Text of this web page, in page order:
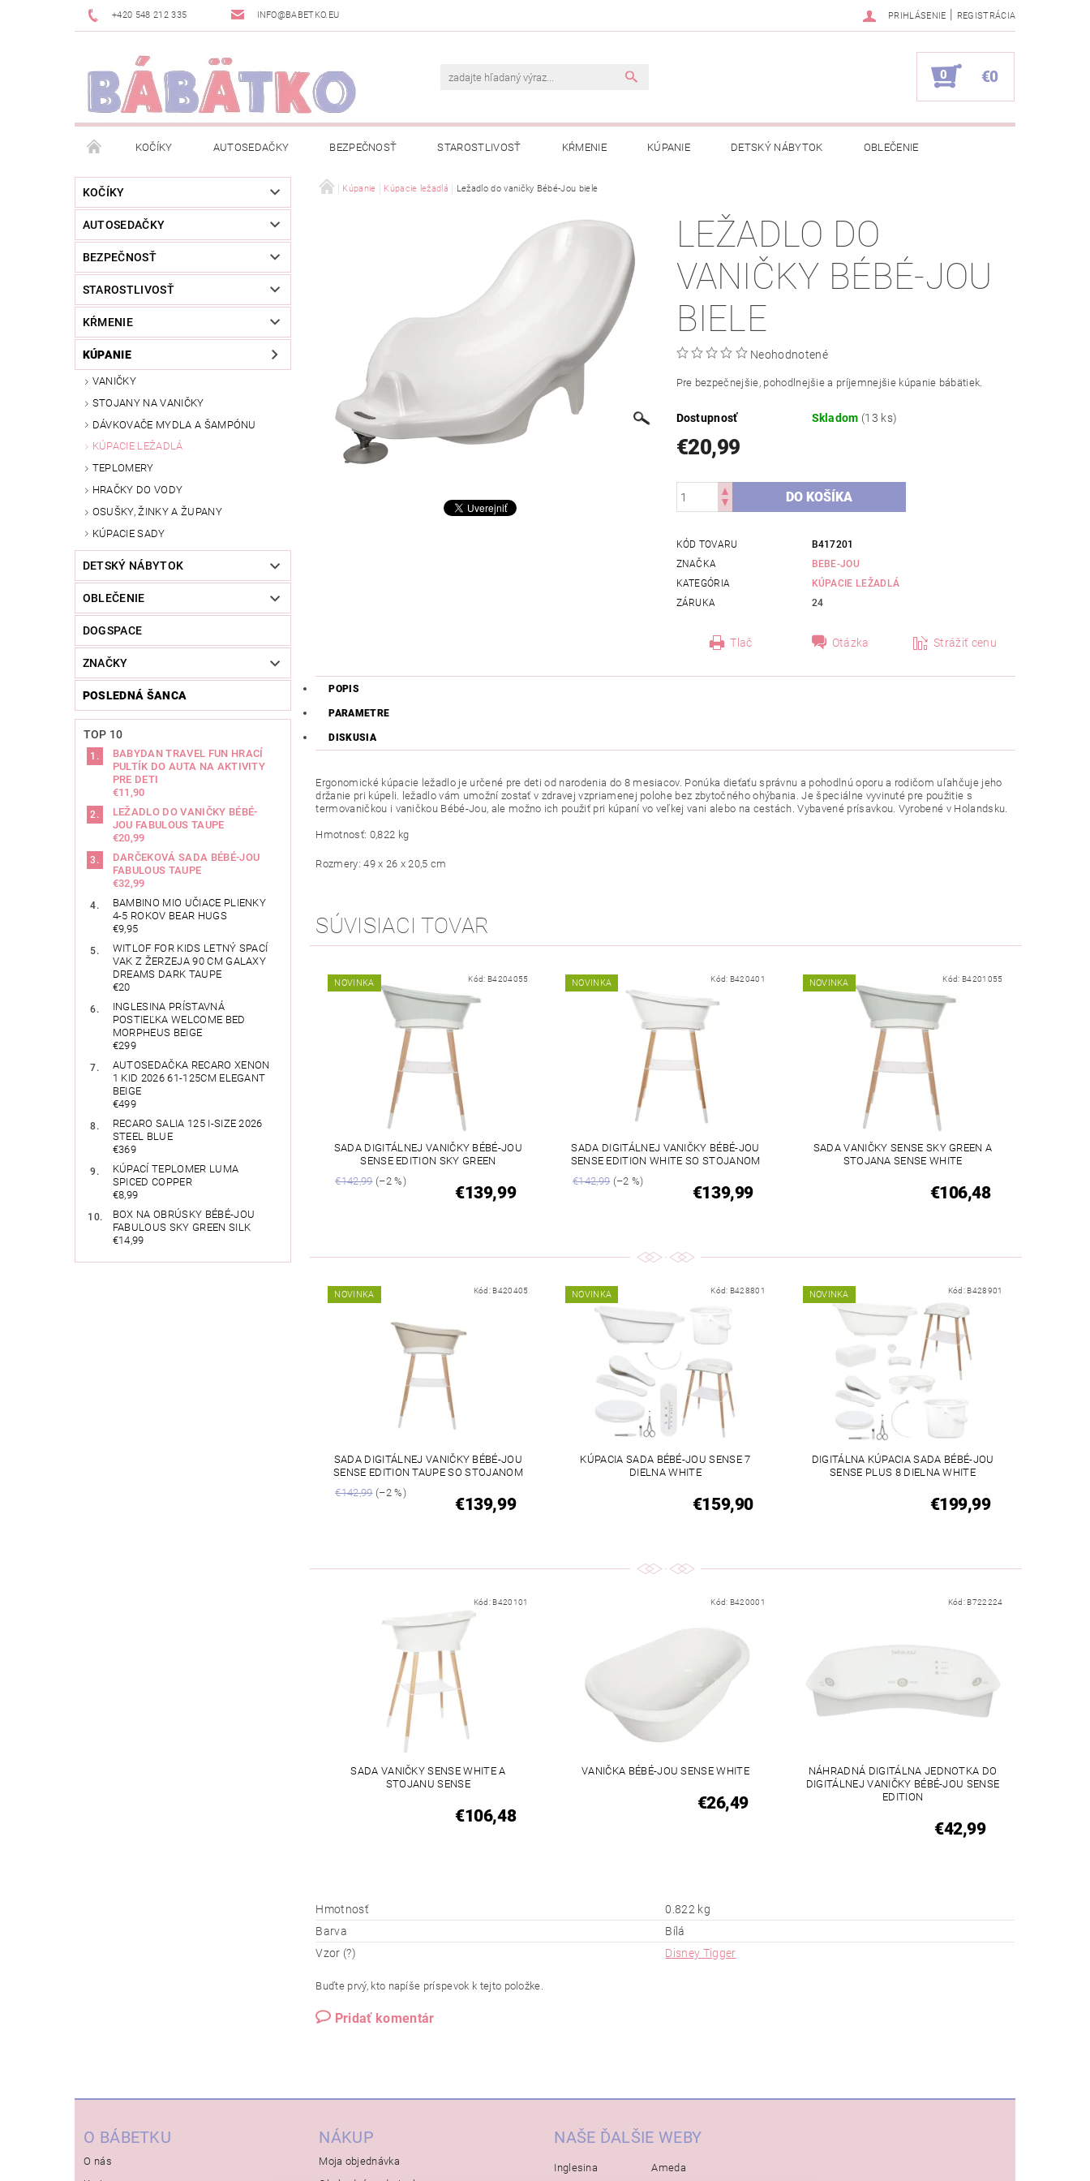
+420 548 212 335 INFO@BABETKO.EU PRIHLÁSENIE | REGISTRÁCIA
0 €0
KOČÍKY AUTOSEDAČKY BEZPEČNOSŤ STAROSTLIVOSŤ KŔMENIE KÚPANIE DETSKÝ NÁBYTOK OBLEČENIE
DOGSPACE POSLEDNÁ ŠANCA OBCHODNÉ PODMIENKY OCHRANA OSOBNÝCH ÚDAJOV
NOVINKY
KOČÍKY
AUTOSEDAČKY
BEZPEČNOSŤ
STAROSTLIVOSŤ
KŔMENIE
KÚPANIE
VANIČKY
STOJANY NA VANIČKY
DÁVKOVAČE MYDLA A ŠAMPÓNU
KÚPACIE LEŽADLÁ
TEPLOMERY
HRAČKY DO VODY
OSUŠKY, ŽINKY A ŽUPANY
KÚPACIE SADY
DETSKÝ NÁBYTOK
OBLEČENIE
DOGSPACE
ZNAČKY
POSLEDNÁ ŠANCA
TOP 10
BABYDAN TRAVEL FUN HRACÍ
PULTÍK DO AUTA NA AKTIVITY
PRE DETI
€11,90
LEŽADLO DO VANIČKY BÉBÉ-
JOU FABULOUS TAUPE
€20,99
DARČEKOVÁ SADA BÉBÉ-JOU
FABULOUS TAUPE
€32,99
BAMBINO MIO UČIACE PLIENKY
4-5 ROKOV BEAR HUGS
€9,95
WITLOF FOR KIDS LETNÝ SPACÍ
VAK Z ŽERZEJA 90 CM GALAXY
DREAMS DARK TAUPE
€20
INGLESINA PRÍSTAVNÁ
POSTIEĽKA WELCOME BED
MORPHEUS BEIGE
€299
AUTOSEDAČKA RECARO XENON
1 KID 2026 61-125CM ELEGANT
BEIGE
€499
RECARO SALIA 125 I-SIZE 2026
STEEL BLUE
€369
KÚPACÍ TEPLOMER LUMA
SPICED COPPER
€8,99
BOX NA OBRÚSKY BÉBÉ-JOU
FABULOUS SKY GREEN SILK
€14,99
Kúpanie Kúpacie ležadlá Ležadlo do vaničky Bébé-Jou biele
LEŽADLO DO
VANIČKY BÉBÉ-JOU
BIELE
Neohodnotené
Pre bezpečnejšie, pohodlnejšie a príjemnejšie kúpanie bábätiek.
Dostupnosť Skladom (13 ks)
€20,99
KÓD TOVARU
B417201
ZNAČKA
BEBE-JOU
KATEGÓRIA
KÚPACIE LEŽADLÁ
ZÁRUKA
24
Tlač Otázka Strážiť cenu
POPIS
PARAMETRE
DISKUSIA
Ergonomické kúpacie ležadlo je určené pre deti od narodenia do 8 mesiacov. Ponúka dieťaťu správnu a pohodlnú oporu a rodičom uľahčuje jeho
držanie pri kúpeli. ležadlo vám umožní zostať v zdravej vzpriamenej polohe bez zbytočného ohýbania. Je špeciálne vyvinuté pre použitie s
termovaničkou i vaničkou Bébé-Jou, ale možno ich použiť pri kúpaní vo veľkej vani alebo na cestách. Vybavené prísavkou. Vyrobené v Holandsku.
Hmotnosť: 0,822 kg
Rozmery: 49 x 26 x 20,5 cm
SÚVISIACI TOVAR
NOVINKA Kód: B4204055
SADA DIGITÁLNEJ VANIČKY BÉBÉ-JOU
SENSE EDITION SKY GREEN
€142,99(–2 %)
€139,99
NOVINKA Kód: B420401
SADA DIGITÁLNEJ VANIČKY BÉBÉ-JOU
SENSE EDITION WHITE SO STOJANOM
€142,99(–2 %)
€139,99
NOVINKA Kód: B4201055
SADA VANIČKY SENSE SKY GREEN A
STOJANA SENSE WHITE
€106,48
NOVINKA Kód: B420405
SADA DIGITÁLNEJ VANIČKY BÉBÉ-JOU
SENSE EDITION TAUPE SO STOJANOM
€142,99(–2 %)
€139,99
NOVINKA Kód: B428801
KÚPACIA SADA BÉBÉ-JOU SENSE 7
DIELNA WHITE
€159,90
NOVINKA Kód: B428901
DIGITÁLNA KÚPACIA SADA BÉBÉ-JOU
SENSE PLUS 8 DIELNA WHITE
€199,99
Kód: B420101
SADA VANIČKY SENSE WHITE A
STOJANU SENSE
€106,48
Kód: B420001
VANIČKA BÉBÉ-JOU SENSE WHITE
€26,49
Kód: B722224
NÁHRADNÁ DIGITÁLNA JEDNOTKA DO
DIGITÁLNEJ VANIČKY BÉBÉ-JOU SENSE
EDITION
€42,99
Hmotnosť
0.822 kg
Barva
Bílá
Vzor (?)
Disney Tigger
Buďte prvý, kto napíše príspevok k tejto položke.
Pridať komentár
O BÁBETKU
O nás
NÁKUP
Moja objednávka
NAŠE ĎALŠIE WEBY
Inglesina Ameda